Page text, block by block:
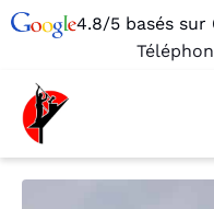
4.8/5 basés sur